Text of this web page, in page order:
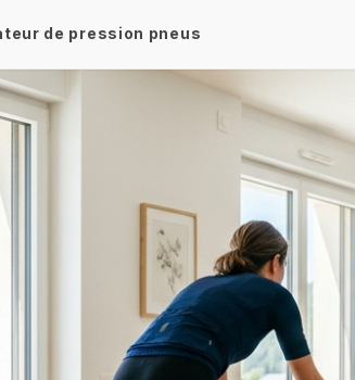
de pression pneus